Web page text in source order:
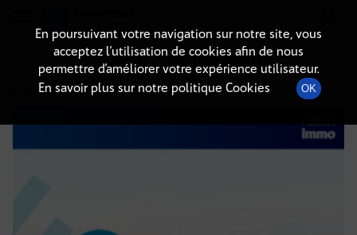
DÉTAILS DE L'ÉPISODE
27 février 2025à 9h30, durée : 7 minutes
En poursuivant votre navigation sur notre site, vous
acceptez l’utilisation de cookies afin de nous
permettre d’améliorer votre expérience utilisateur.
En savoir plus sur notre politique Cookies
OK